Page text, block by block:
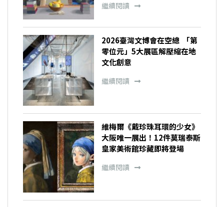
繼續閱讀
2026臺灣文博會在空總 「第
零位元」5大展區解壓縮在地
文化創意
繼續閱讀
維梅爾《戴珍珠耳環的少女》
大阪唯一展出！12件莫瑞泰斯
皇家美術館珍藏即將登場
繼續閱讀